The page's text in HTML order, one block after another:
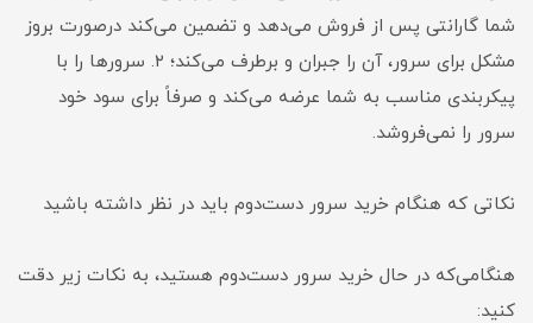
شما گارانتی پس از فروش می‌دهد و تضمین می‌کند درصورت بروز
مشکل برای سرور، آن را جبران و برطرف می‌کند؛ ۲. سرور‌ها را با
پیکربندی مناسب به شما عرضه می‌کند و صرفاً برای سود خود
سرور را نمی‌فروشد.
نکاتی که هنگام خرید سرور دست‌دوم باید در نظر داشته باشید
هنگامی‌که در حال خرید سرور دست‌دوم هستید، به نکات زیر دقت
کنید: